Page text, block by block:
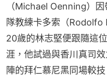
（Michael Oenning）
隊教練卡多索（Rodolfo
20歲的林志堅便跟隨這
涯，他試過與香川真司
陣的拜仁慕尼黑同場較